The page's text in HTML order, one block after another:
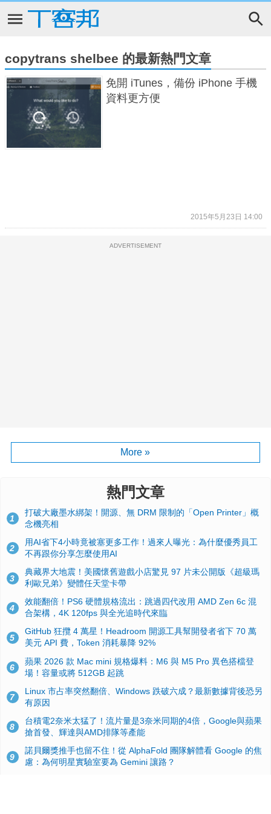
copytrans shelbee 的最新熱門文章
免開 iTunes，備份 iPhone 手機
資料更方便
2015年5月23日 14:00
ADVERTISEMENT
More »
熱門文章
1
打破大廠墨水綁架！開源、無 DRM 限制的「Open Printer」概
念機亮相
2
用AI省下4小時竟被塞更多工作！過來人曝光：為什麼優秀員工
不再跟你分享怎麼使用AI
3
典藏界大地震！美國懷舊遊戲小店驚見 97 片未公開版《超級瑪
利歐兄弟》變體任天堂卡帶
4
效能翻倍！PS6 硬體規格流出：跳過四代改用 AMD Zen 6c 混
合架構，4K 120fps 與全光追時代來臨
5
GitHub 狂攬 4 萬星！Headroom 開源工具幫開發者省下 70 萬
美元 API 費，Token 消耗暴降 92%
6
蘋果 2026 款 Mac mini 規格爆料：M6 與 M5 Pro 異色搭檔登
場！容量或將 512GB 起跳
7
Linux 市占率突然翻倍、Windows 跌破六成？最新數據背後恐另
有原因
8
台積電2奈米太猛了！流片量是3奈米同期的4倍，Google與蘋果
搶首發、輝達與AMD排隊等產能
9
諾貝爾獎推手也留不住！從 AlphaFold 團隊解體看 Google 的焦
慮：為何明星實驗室要為 Gemini 讓路？